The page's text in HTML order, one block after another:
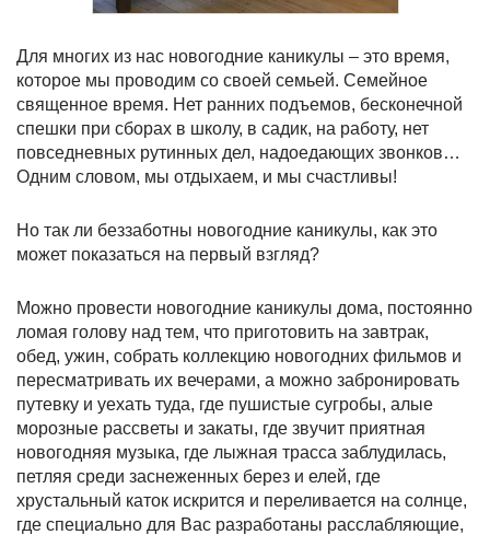
Для многих из нас новогодние каникулы – это время,
которое мы проводим со своей семьей. Семейное
священное время. Нет ранних подъемов, бесконечной
спешки при сборах в школу, в садик, на работу, нет
повседневных рутинных дел, надоедающих звонков…
Одним словом, мы отдыхаем, и мы счастливы!
Но так ли беззаботны новогодние каникулы, как это
может показаться на первый взгляд?
Можно провести новогодние каникулы дома, постоянно
ломая голову над тем, что приготовить на завтрак,
обед, ужин, собрать коллекцию новогодних фильмов и
пересматривать их вечерами, а можно забронировать
путевку и уехать туда, где пушистые сугробы, алые
морозные рассветы и закаты, где звучит приятная
новогодняя музыка, где лыжная трасса заблудилась,
петляя среди заснеженных берез и елей, где
хрустальный каток искрится и переливается на солнце,
где специально для Вас разработаны расслабляющие,